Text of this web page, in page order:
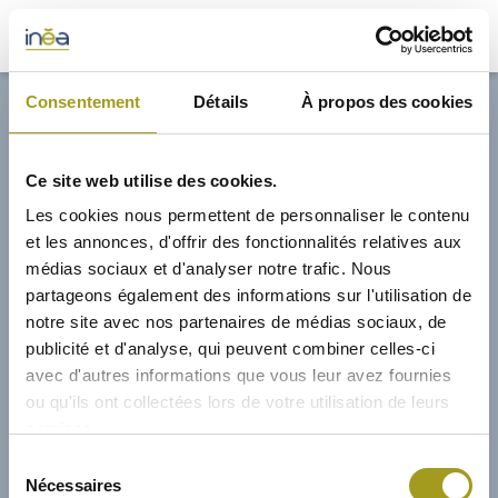
Consentement Détails À propos des cookies
Ce site web utilise des cookies.
Les cookies nous permettent de personnaliser le contenu
et les annonces, d'offrir des fonctionnalités relatives aux
médias sociaux et d'analyser notre trafic. Nous
partageons également des informations sur l'utilisation de
notre site avec nos partenaires de médias sociaux, de
publicité et d'analyse, qui peuvent combiner celles-ci
avec d'autres informations que vous leur avez fournies
ou qu'ils ont collectées lors de votre utilisation de leurs
Nécessaires
32,70€
ACTUS
INVESTISSEURS
PORTE-DOCUMENTS
GREEN BUILDING